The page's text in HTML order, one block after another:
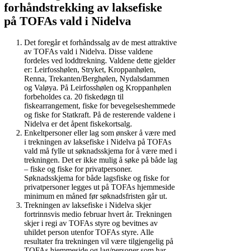
forhåndstrekking av laksefiske
på TOFAs vald i Nidelva
Det foregår et forhåndssalg av de mest attraktive
av TOFAs vald i Nidelva. Disse valdene
fordeles ved loddtrekning. Valdene dette gjelder
er: Leirfosshølen, Stryket, Kroppanhølen,
Renna, Trekanten/Berghølen, Nydalsdammen
og Valøya. På Leirfosshølen og Kroppanhølen
forbeholdes ca. 20 fiskedøgn til
fiskearrangement, fiske for bevegelseshemmede
og fiske for Statkraft. På de resterende valdene i
Nidelva er det åpent fiskekortsalg.
Enkeltpersoner eller lag som ønsker å være med
i trekningen av laksefiske i Nidelva på TOFAs
vald må fylle ut søknadsskjema for å være med i
trekningen. Det er ikke mulig å søke på både lag
– fiske og fiske for privatpersoner.
Søknadsskjema for både lagsfiske og fiske for
privatpersoner legges ut på TOFAs hjemmeside
minimum en måned før søknadsfristen går ut.
Trekningen av laksefiske i Nidelva skjer
fortrinnsvis medio februar hvert år. Trekningen
skjer i regi av TOFAs styre og bevitnes av
uhildet person utenfor TOFAs styre. Alle
resultater fra trekningen vil være tilgjengelig på